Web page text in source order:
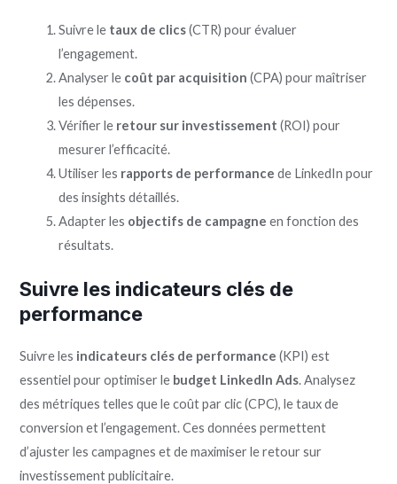
Suivre le taux de clics(CTR) pour évaluer
l’engagement.
Analyser le coût par acquisition (CPA) pour maîtriser
les dépenses.
Vérifier le retour sur investissement (ROI) pour
mesurer l’efficacité.
Utiliser les rapports de performance de LinkedIn pour
des insights détaillés.
Adapter les objectifs de campagne en fonction des
résultats.
Suivre les indicateurs clés de
performance
Suivre les indicateurs clés de performance (KPI) est
essentiel pour optimiser le budget LinkedIn Ads. Analysez
des métriques telles que le coût par clic (CPC), le taux de
conversion et l’engagement. Ces données permettent
d’ajuster les campagnes et de maximiser le retour sur
investissement publicitaire.